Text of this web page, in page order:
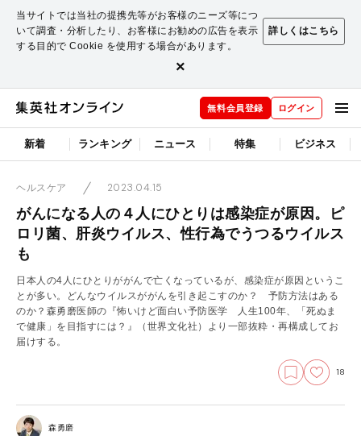
当サイトでは当社の提携先等がお客様のニーズ等につ
いて調査・分析したり、お客様にお勧めの広告を表示
する目的で Cookie を使用する場合があります。
詳しくはこちら
×
無料会員登録 ログイン
新着 ランキング ニュース 特集 ビジネス
ヘルスケア 2023.04.15
がんになる人の４人にひとりは感染症が原因。ピ
ロリ菌、肝炎ウイルス、性行為でうつるウイルス
も
日本人の4人にひとりががんで亡くなっているが、感染症が原因というこ
とが多い。どんなウイルスががんを引き起こすのか？ 予防方法はある
のか？森勇磨医師の『怖いけど面白い予防医学 人生100年、「死ぬま
で健康」を目指すには？』（世界文化社）より一部抜粋・再構成してお
届けする。
18
森勇磨